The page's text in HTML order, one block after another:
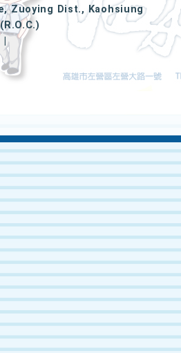
Zuoying Dist., Kaohsiung
|